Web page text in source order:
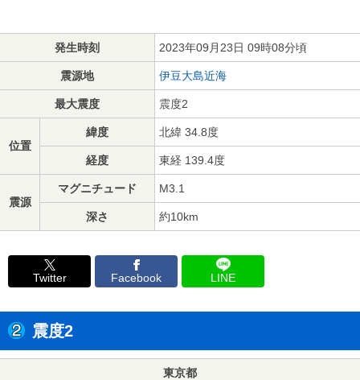
発生時刻 2023年09月23日 09時08分頃
震源地 伊豆大島近海
最大震度 震度2
位置
緯度 北緯 34.8度
経度 東経 139.4度
震源
マグニチュード M3.1
深さ 約10km
Twitter Facebook LINE
震度2
東京都